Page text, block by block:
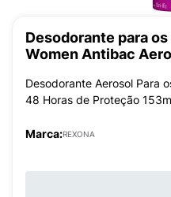
Desodorante para os
Women Antibac
Desodorante Aerosol Para
48 Horas de Proteção
Marca:REXONA